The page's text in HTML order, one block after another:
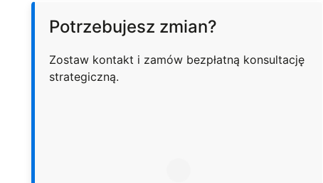
Potrzebujesz zmian?
Zostaw kontakt i zamów bezpłatną konsultację
strategiczną.